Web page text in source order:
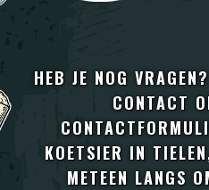
HEB JE NOG
CONTACT
KOETSIER IN
METEEN LANGS